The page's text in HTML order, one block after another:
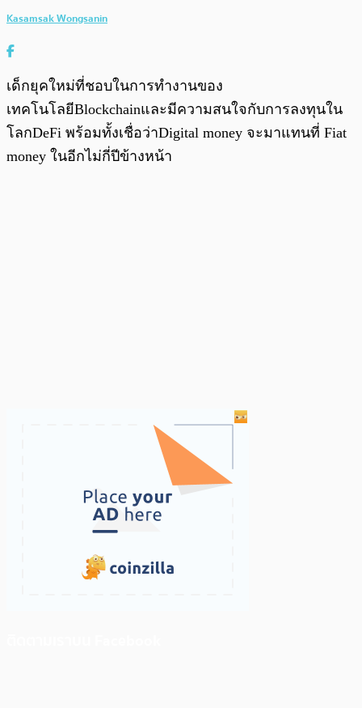
Kasamsak Wongsanin
เด็กยุคใหม่ที่ชอบในการทำงานของ
เทคโนโลยีBlockchainและมีความสนใจกับการลงทุนใน
โลกDeFi พร้อมทั้งเชื่อว่าDigital money จะมาแทนที่ Fiat
money ในอีกไม่กี่ปีข้างหน้า